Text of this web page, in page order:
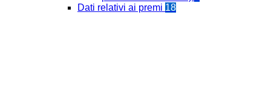
Dati relativi ai premi 18